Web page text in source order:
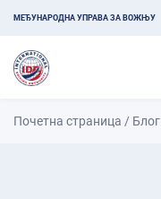
МЕЂУНАРОДНА УПРАВА ЗА ВОЖЊУ
Почетна страница / Блог